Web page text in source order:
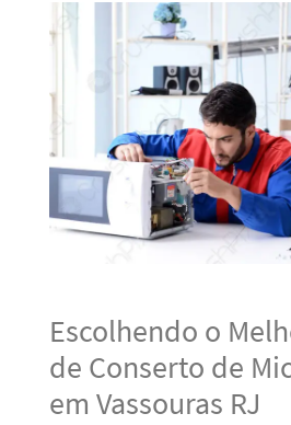
Escolhendo o
de Conserto de
em Vassouras RJ